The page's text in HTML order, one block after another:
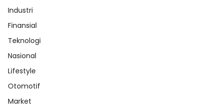
Industri
Finansial
Teknologi
Nasional
Lifestyle
Otomotif
Market